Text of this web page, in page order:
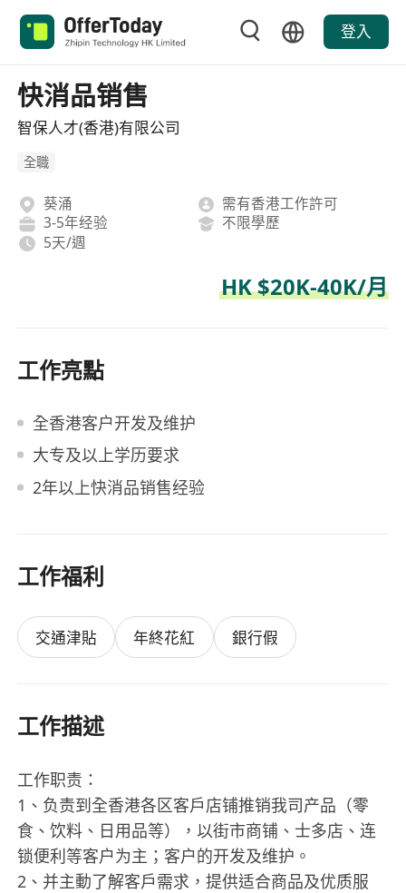
登入
快消品销售
智保人才(香港)有限公司
全職
葵涌
需有香港工作許可
3-5年经验
不限學歷
5天/週
HK $20K-40K/月
工作亮點
全香港客户开发及维护
大专及以上学历要求
2年以上快消品销售经验
工作福利
交通津貼 年終花紅 銀行假
工作描述
工作职责：
1、负责到全香港各区客戶店铺推销我司产品（零
食、饮料、日用品等），以街市商铺、士多店、连
锁便利等客户为主；客户的开发及维护。
2、并主動了解客戶需求，提供适合商品及优质服